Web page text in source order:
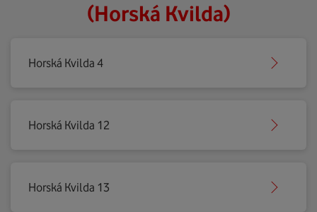
(Horská Kvilda)
Horská Kvilda 4
Horská Kvilda 12
Horská Kvilda 13